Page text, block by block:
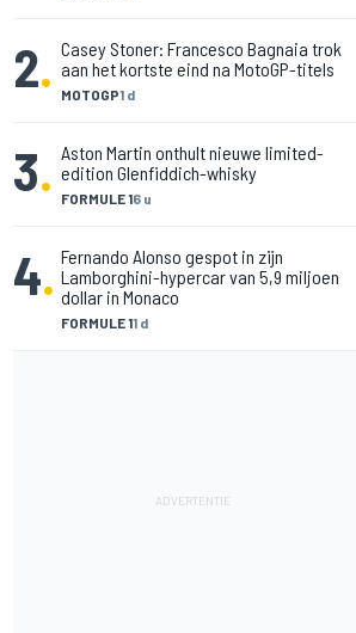
2. MOTOGP1 d
Casey Stoner: Francesco Bagnaia trok
aan het kortste eind na MotoGP-titels
3. FORMULE 16 u
Aston Martin onthult nieuwe limited-
edition Glenfiddich-whisky
4.
FORMULE 11 d
Fernando Alonso gespot in zijn
Lamborghini-hypercar van 5,9 miljoen
dollar in Monaco